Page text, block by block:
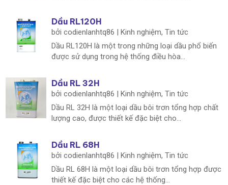
Dầu RL120H
bởicodienlanhtq86 |Kinh nghiệm,Tin tức
Dầu RL120H là một trong những loại dầu phổ biến
được sử dụng trong hệ thống điều hòa...
Dầu RL 32H
bởicodienlanhtq86 |Kinh nghiệm,Tin tức
Dầu RL 32H là một loại dầu bôi trơn tổng hợp chất
lượng cao, được thiết kế đặc biệt cho...
Dầu RL 68H
bởicodienlanhtq86 |Kinh nghiệm,Tin tức
Dầu RL 68H là một loại dầu bôi trơn tổng hợp được
thiết kế đặc biệt cho các hệ thống...